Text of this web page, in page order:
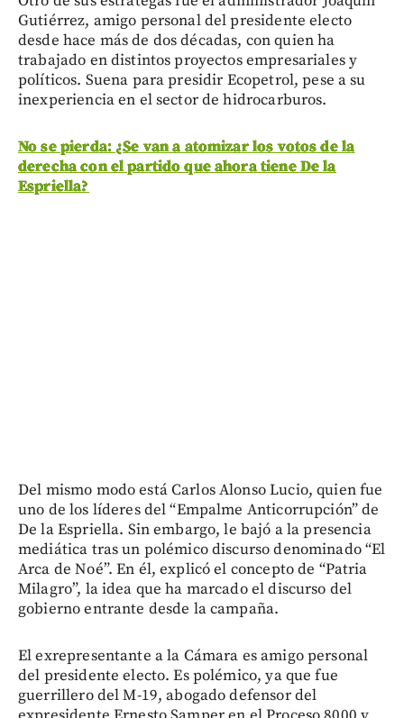
Gutiérrez, amigo personal del presidente electo
desde hace más de dos décadas, con quien ha
trabajado en distintos proyectos empresariales y
políticos. Suena para presidir Ecopetrol, pese a su
inexperiencia en el sector de hidrocarburos.
No se pierda: ¿Se van a atomizar los votos de la
derecha con el partido que ahora tiene De la
Espriella?
Del mismo modo está Carlos Alonso Lucio, quien fue
uno de los líderes del “Empalme Anticorrupción” de
De la Espriella. Sin embargo, le bajó a la presencia
mediática tras un polémico discurso denominado “El
Arca de Noé”. En él, explicó el concepto de “Patria
Milagro”, la idea que ha marcado el discurso del
gobierno entrante desde la campaña.
El exrepresentante a la Cámara es amigo personal
del presidente electo. Es polémico, ya que fue
guerrillero del M-19, abogado defensor del